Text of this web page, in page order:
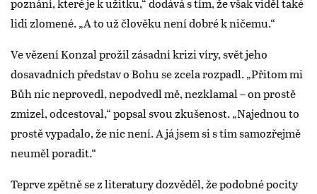
lidi zlomené. „A to už člověku není dobré k ničemu.“
Ve vězení Konzal prožil zásadní krizi víry, svět jeho
dosavadních představ o Bohu se zcela rozpadl. „Přitom mi
Bůh nic neprovedl, nepodvedl mě, nezklamal – on prostě
zmizel, odcestoval,“ popsal svou zkušenost. „Najednou to
prostě vypadalo, že nic není. A já jsem si s tím samozřejmě
neuměl poradit.“
Teprve zpětně se z literatury dozvěděl, že podobné pocity